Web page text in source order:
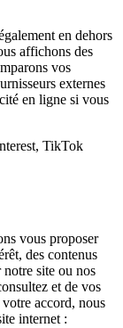
en dehors
affichons des
vos
externes
en ligne si vous
TikTok
vous proposer
des contenus
notre site ou nos
et de vos
accord, nous
internet :